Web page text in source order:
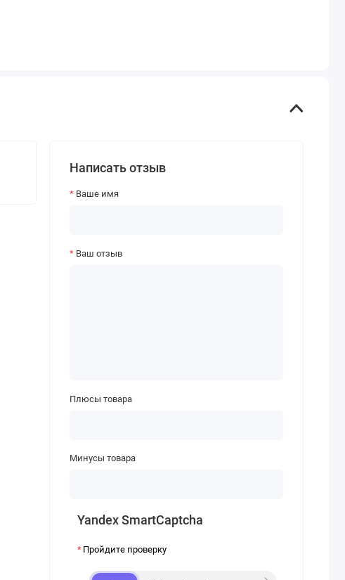
Написать отзыв
Ваше имя
Ваш отзыв
Плюсы товара
Минусы товара
Yandex SmartCaptcha
Пройдите проверку